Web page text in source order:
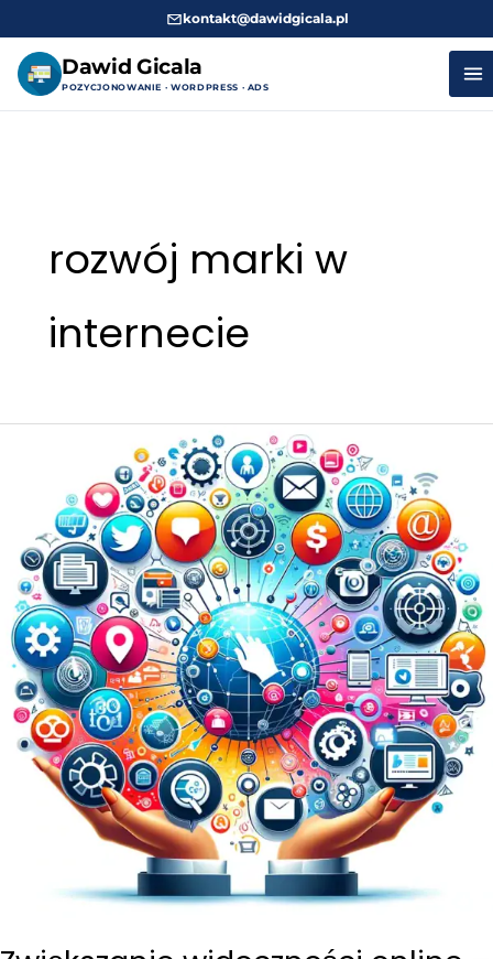
kontakt@dawidgicala.pl
Dawid Gicala
POZYCJONOWANIE · WORDPRESS · ADS
rozwój marki w
internecie